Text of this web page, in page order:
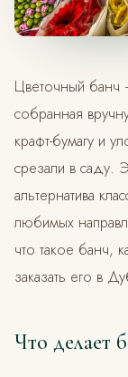
Цветочный банч
собранная
крафт-бумагу и
срезали в саду.
альтернатива
любимых
что такое банч,
заказать его в
Что делает